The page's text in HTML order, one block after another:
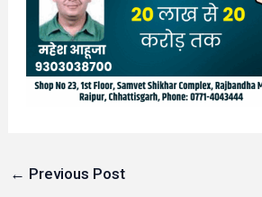
← Previous Post